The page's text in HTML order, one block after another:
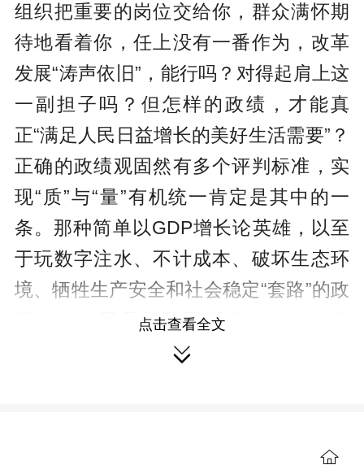
组织把重要的岗位交给你，群众满怀期
待地看着你，任上没有一番作为，改革
发展“涛声依旧”，能行吗？对得起肩上这
一副担子吗？但怎样的政绩，才能真
正“满足人民日益增长的美好生活需要”？
正确的政绩观固然有多个评判标准，实
现“质”与“量”有机统一肯定是其中的一
条。那种简单以GDP增长论英雄，以至
于玩数字注水、不计成本、破坏生态环
境、牺牲生产安全和社会稳定“套路”的政
绩，绝对不是党和国家事业期待的政
绩，绝对不是人民群众心中期盼的政
地、一味地追求“量”的粗放式的发展，我
点击查看全文
